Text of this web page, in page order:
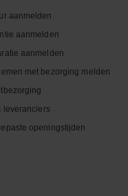
aanmelden
aanmelden
aanmelden
met bezorging melden
leveranciers
openingstijden